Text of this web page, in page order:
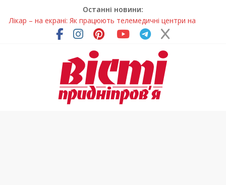
Останні новини:
Лікар – на екрані: Як працюють телемедичні центри на
Дніпропетровщині
У Дніпрі триває масштабна підготовка до опалювального
Пошуки тривають: на Дніпропетровщині досліджують місце
розташування легендарного монастиря (Фото)
Ветерани Дніпропетровщини отримують шанс на власне